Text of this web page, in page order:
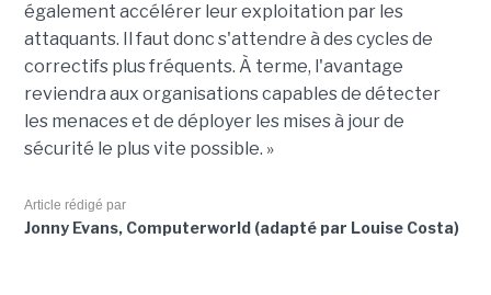
également accélérer leur exploitation par les
attaquants. Il faut donc s'attendre à des cycles de
correctifs plus fréquents. À terme, l'avantage
reviendra aux organisations capables de détecter
les menaces et de déployer les mises à jour de
sécurité le plus vite possible. »
Article rédigé par
Jonny Evans, Computerworld (adapté par Louise Costa)